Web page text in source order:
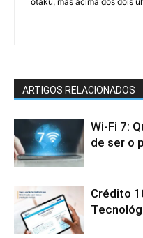
ARTIGOS RELACIONADOS
Wi-Fi 7:
de ser o
Crédito